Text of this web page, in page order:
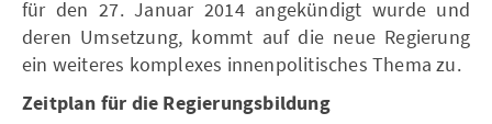
für den 27. Januar 2014 angekündigt wurde und
deren Umsetzung, kommt auf die neue Regierung
ein weiteres komplexes innenpolitisches Thema zu.
Zeitplan für die Regierungsbildung